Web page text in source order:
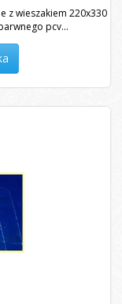
z wieszakiem 220x330
pcv...